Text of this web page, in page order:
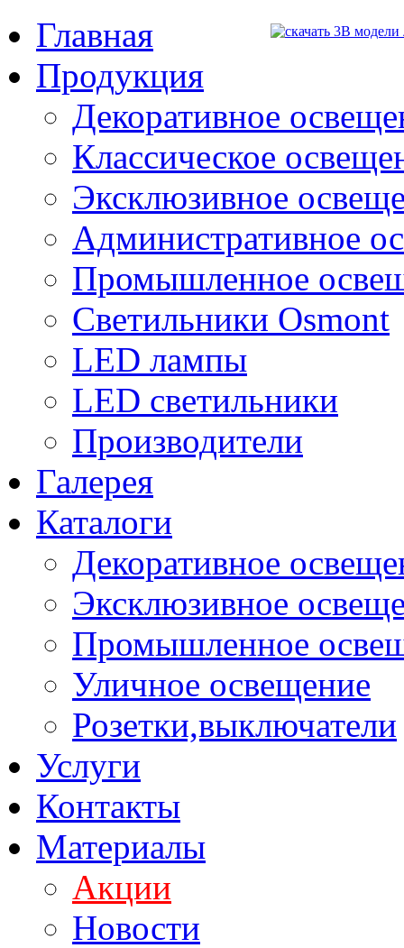
Главная
Продукция
Декоративное
Классическое
Эксклюзивное
Административное
Промышленное
Светильники Osmont
LED лампы
LED светильники
Производители
Галерея
Каталоги
Декоративное
Эксклюзивное
Промышленное
Уличное освещение
Розетки,выключатели
Услуги
Контакты
Материалы
Акции
Новости